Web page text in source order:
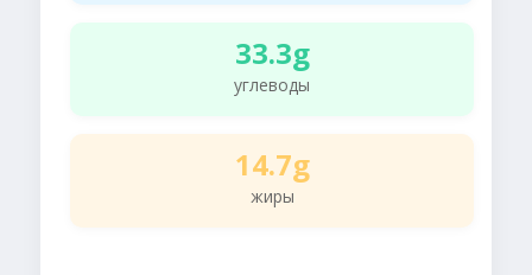
33.3g
углеводы
14.7g
жиры